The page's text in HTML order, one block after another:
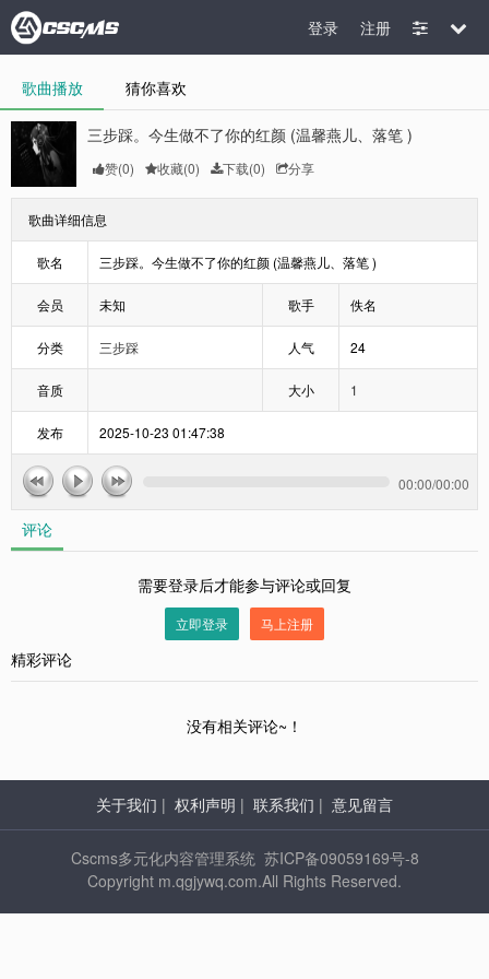
注册
登录
歌曲播放 猜你喜欢
三步踩。今生做不了你的红颜 (温馨燕儿、落笔 )
赞(0) 收藏(0) 下载(0) 分享
歌曲详细信息
歌名 三步踩。今生做不了你的红颜 (温馨燕儿、落笔 )
会员 未知 歌手 佚名
分类 三步踩 人气 24
音质 大小 1
发布 2025-10-23 01:47:38
00:00/00:00
评论
需要登录后才能参与评论或回复
立即登录 马上注册
精彩评论
没有相关评论~！
关于我们 | 权利声明 | 联系我们 | 意见留言
Cscms多元化内容管理系统 苏ICP备09059169号-8
Copyright m.qgjywq.com.All Rights Reserved.